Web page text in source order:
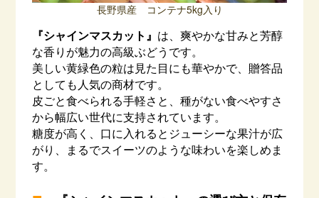
長野県産 コンテナ5kg入り
『シャインマスカット』 は、爽やかな甘みと芳醇
な香りが魅力の高級ぶどうです。
美しい黄緑色の粒は見た目にも華やかで、贈答品
としても人気の商材です。
皮ごと食べられる手軽さと、種がない食べやすさ
から幅広い世代に支持されています。
糖度が高く、口に入れるとジューシーな果汁が広
がり、まるでスイーツのような味わいを楽しめま
す。